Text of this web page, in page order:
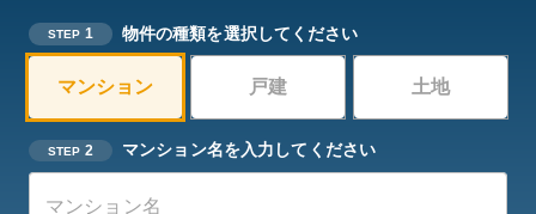
STEP 1 物件の種類を選択してください
マンション 戸建 土地
STEP 2 マンション名を入力してください